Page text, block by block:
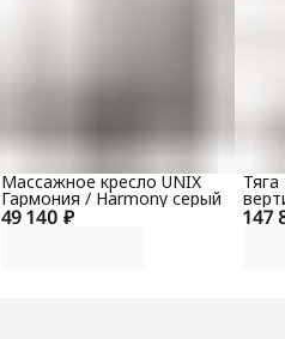
49 140 ₽
Массажное кресло UNIX
Гармония / Harmony серый
147
100